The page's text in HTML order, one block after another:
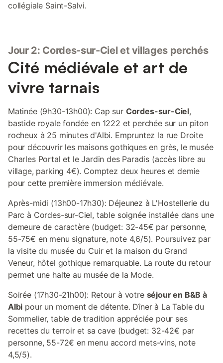
collégiale Saint-Salvi.
Jour 2: Cordes-sur-Ciel et villages perchés
Cité médiévale et art de
vivre tarnais
Matinée (9h30-13h00): Cap sur Cordes-sur-Ciel,
bastide royale fondée en 1222 et perchée sur un piton
rocheux à 25 minutes d'Albi. Empruntez la rue Droite
pour découvrir les maisons gothiques en grès, le musée
Charles Portal et le Jardin des Paradis (accès libre au
village, parking 4€). Comptez deux heures et demie
pour cette première immersion médiévale.
Après-midi (13h00-17h30): Déjeunez à L'Hostellerie du
Parc à Cordes-sur-Ciel, table soignée installée dans une
demeure de caractère (budget: 32-45€ par personne,
55-75€ en menu signature, note 4,6/5). Poursuivez par
la visite du musée du Cuir et la maison du Grand
Veneur, hôtel gothique remarquable. La route du retour
permet une halte au musée de la Mode.
Soirée (17h30-21h00): Retour à votre séjour en B&B à
Albi pour un moment de détente. Dîner à La Table du
Sommelier, table de tradition appréciée pour ses
recettes du terroir et sa cave (budget: 32-42€ par
personne, 55-72€ en menu accord mets-vins, note
4,5/5).